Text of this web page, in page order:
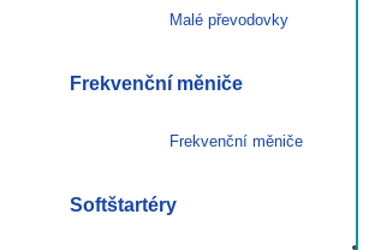
Malé převodovky
Frekvenční měniče
Frekvenční měniče
Softštartéry